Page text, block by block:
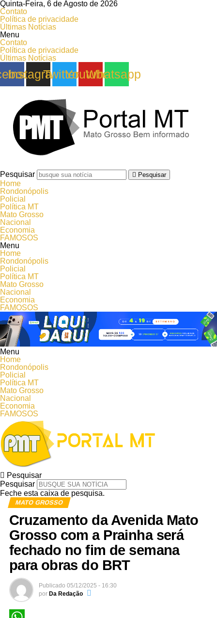
Quinta-Feira, 6 de Agosto de 2026
Contato
Política de privacidade
Últimas Notícias
Menu
Contato
Política de privacidade
Últimas Notícias
Instagram
TwitterYoutube
Whatsapp
Pesquisar Pesquisar
Home
Rondonópolis
Policial
Política MT
Mato Grosso
Nacional
Economia
FAMOSOS
Menu
Home
Rondonópolis
Policial
Política MT
Mato Grosso
Nacional
Economia
FAMOSOS
Menu
Home
Rondonópolis
Policial
Política MT
Mato Grosso
Nacional
Economia
FAMOSOS
Pesquisar
Pesquisar
Feche esta caixa de pesquisa.
MATO GROSSO
Cruzamento da Avenida Mato
Grosso com a Prainha será
fechado no fim de semana
para obras do BRT
Publicado 05/12/2025 - 16:30
por Da Redação